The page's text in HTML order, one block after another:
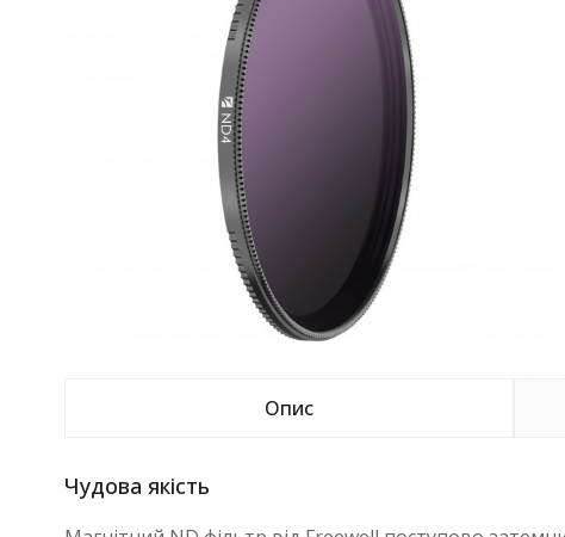
Опис
Чудова якість